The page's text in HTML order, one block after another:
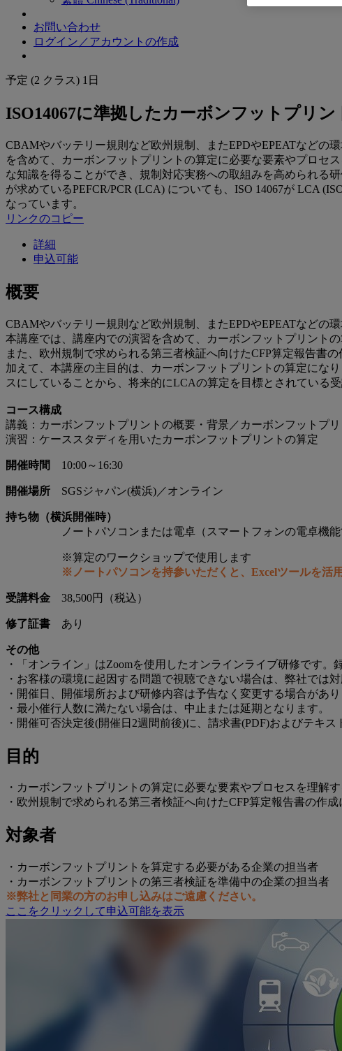
お問い合わせ
ログイン／アカウントの作成
予定 (2 クラス) 1日
ISO14067に準拠したカーボンフットプリ
CBAMやバッテリー規則など欧州規制、またEPDやEPEATなどの
を含めて、カーボンフットプリントの算定に必要な要素やプロセ
な知識を得ることができ、規制対応実務への取組みを高められる
が求めているPEFCR/PCR (LCA) についても、ISO 14067が LCA
なっています。
リンクのコピー
詳細
申込可能
概要
CBAMやバッテリー規則など欧州規制、またEPDやEPEATなどの
本講座では、講座内での演習を含めて、カーボンフットプリント
また、欧州規制で求められる第三者検証へ向けたCFP算定報告書
加えて、本講座の主目的は、カーボンフットプリントの算定にな
スにしていることから、将来的にLCAの算定を目標とされている
コース構成
講義：カーボンフットプリントの概要・背景／カーボンフットプ
演習：ケーススタディを用いたカーボンフットプリントの算定
開催時間 10:00～16:30
開催場所 SGSジャパン(横浜)／オンライン
持ち物（横浜開催時）
ノートパソコンまたは電卓（スマートフォンの電卓機
※算定のワークショップで使用します
※ノートパソコンを持参いただくと、Excelツールを活
受講料金 38,500円（税込）
修了証書 あり
その他
・「オンライン」はZoomを使用したオンラインライブ研修です。
・お客様の環境に起因する問題で視聴できない場合は、弊社では
・開催日、開催場所および研修内容は予告なく変更する場合があ
・最小催行人数に満たない場合は、中止または延期となります。
・開催可否決定後(開催日2週間前後)に、請求書(PDF)およびテキス
目的
・カーボンフットプリントの算定に必要な要素やプロセスを理解す
・欧州規制で求められる第三者検証へ向けたCFP算定報告書の作
対象者
・カーボンフットプリントを算定する必要がある企業の担当者
・カーボンフットプリントの第三者検証を準備中の企業の担当者
※弊社と同業の方のお申し込みはご遠慮ください。
ここをクリックして申込可能を表示